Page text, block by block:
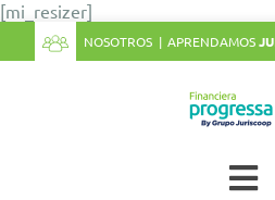
[mi_resizer]
NOSOTROS APRENDAMOS